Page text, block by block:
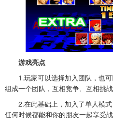
游戏亮点
1.玩家可以选择加入团队，也可
组成一个团队，互相竞争、互相挑战
2.在此基础上，加入了单人模式
任何时候都能和你的朋友一起享受战